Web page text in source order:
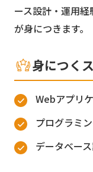
ース設計・運用
が身につきます。
身につく
Webアプリ
プログラミ
データベー